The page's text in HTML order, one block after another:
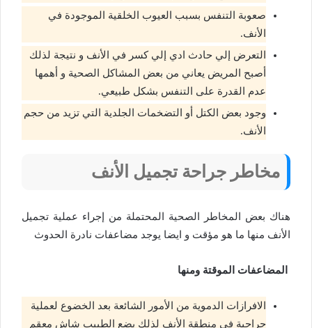
صعوبة التنفس بسبب العيوب الخلقية الموجودة في
الأنف.
التعرض إلي حادث ادي إلي كسر في الأنف و نتيجة لذلك
أصبح المريض يعاني من بعض المشاكل الصحية و أهمها
عدم القدرة على التنفس بشكل طبيعي.
وجود بعض الكتل أو التضخمات الجلدية التي تزيد من حجم
الأنف.
مخاطر جراحة تجميل الأنف
هناك بعض المخاطر الصحية المحتملة من إجراء عملية تجميل
الأنف منها ما هو مؤقت و ايضا يوجد مضاعفات نادرة الحدوث
المضاعفات الموقتة ومنها
الافرازات الدموية من الأمور الشائعة بعد الخضوع لعملية
جراحية في منطقة الأنف لذلك يضع الطبيب شاش معقم